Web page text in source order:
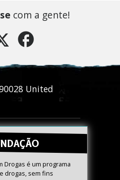
com a gente!
United
Drogas é um programa
drogas, sem fins